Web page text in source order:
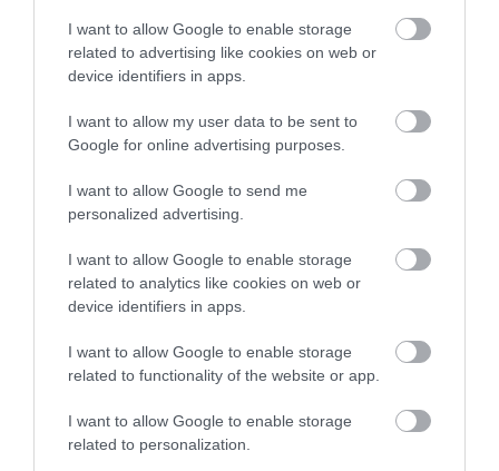
I want to allow Google to enable storage
related to advertising like cookies on web or
device identifiers in apps.
I want to allow my user data to be sent to
Google for online advertising purposes.
I want to allow Google to send me
personalized advertising.
I want to allow Google to enable storage
related to analytics like cookies on web or
device identifiers in apps.
I want to allow Google to enable storage
related to functionality of the website or app.
I want to allow Google to enable storage
related to personalization.
2022.05.10 21:11
AZ IGAZSÁG SOHA NEM KÉSŐ
Porvihar
2022.03.29 16:06